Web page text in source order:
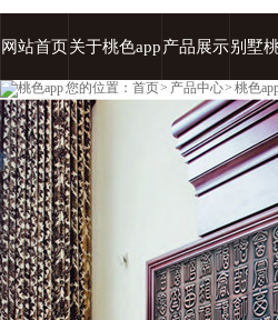
网站首页关于桃色app产品展示别墅
您的位置： 首页> 产品中心> 桃色